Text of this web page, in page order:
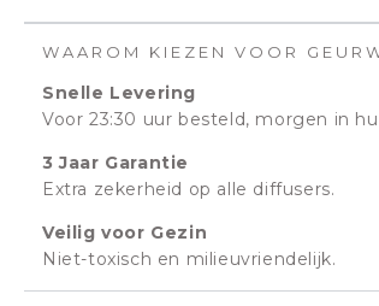
WAAROM KIEZEN VOOR
Snelle Levering
Voor 23:30 uur besteld, morgen in
3 Jaar Garantie
Extra zekerheid op alle diffusers.
Veilig voor Gezin
Niet-toxisch en milieuvriendelijk.